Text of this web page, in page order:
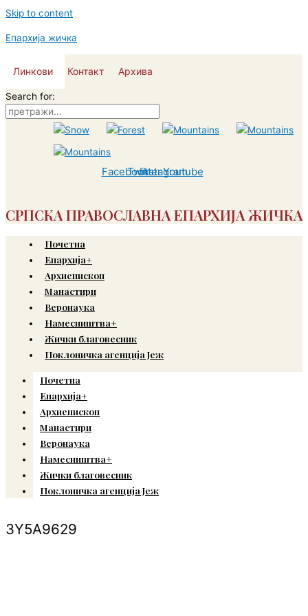
Skip to content
Епархија жичка
Линкови Контакт Архива
Search for:
Facebook
Twitter
Instagram
Youtube
СРПСКА ПРАВОСЛАВНА ЕПАРХИЈА ЖИЧКА
Почетна
Епархија+
Архиепископ
Манастири
Веронаука
Намесништва+
Жички благовесник
Поклоничка агенција Јеж
Почетна
Епархија+
Архиепископ
Манастири
Веронаука
Намесништва+
Жички благовесник
Поклоничка агенција Јеж
3Y5A9629